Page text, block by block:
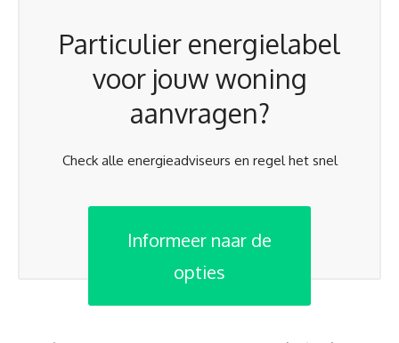
Particulier energielabel
voor jouw woning
aanvragen?
Check alle energieadviseurs en regel het snel
Informeer naar de
opties